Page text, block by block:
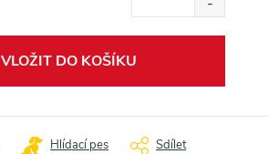
VLOŽIT DO KOŠÍKU
Hlídací pes Sdílet